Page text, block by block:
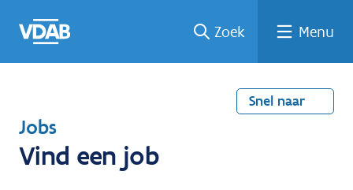
naar
een
een
job
naar
Zoek Menu
Snel naar
T
e
Jobs
Vind een job